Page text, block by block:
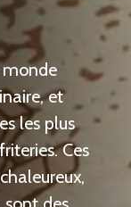
monde
et
les plus
Ces